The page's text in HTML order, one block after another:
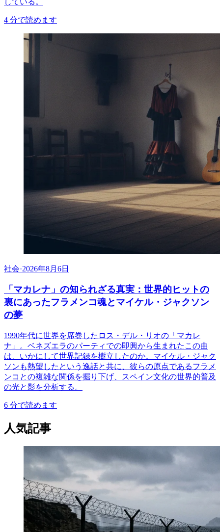
4 分で読めます
社会·2026年8月6日
「マカレナ」の知られざる真実：世界的ヒットの
裏にあったフラメンコ魂とマイケル・ジャクソン
の夢
1990年代に世界を席巻したロス・デル・リオの「マカレ
ナ」。ベネズエラのパーティでの即興から生まれたこの曲
は、いかにして世界記録を樹立したのか。マイケル・ジャク
ソンも熱望したという逸話と共に、彼らの原点であるフラメ
ンコとの複雑な関係を掘り下げ、スペイン文化の世界的普及
の光と影を分析する。
6 分で読めます
人気記事